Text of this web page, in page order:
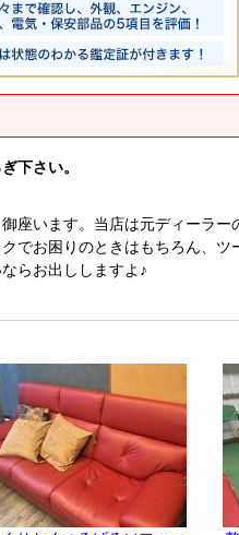
下さい。
座います。当店は元ディーラ
でお困りのときはもちろん、
らお出ししますよ♪